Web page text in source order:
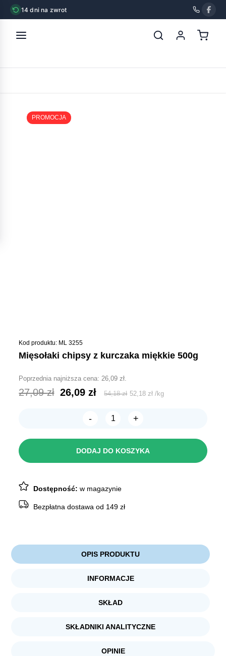
14 dni na zwrot
POWRÓT
PROMOCJA
Kod produktu: ML 3255
mięsołaki chipsy z kurczaka miękkie 500g
Poprzednia najniższa cena:26,09zł.
27,09zł Pierwotna
wynosiła:
27,09 zł.
26,09złAktualna
wynosi:
26,09 zł.
54,18zł 52,18zł /kg
-
ilość
Kurczaka
+
DODAJ DO KOSZYKA
Dostępność:w magazynie
Bezpłatna dostawa od 149 zł
OPIS PRODUKTU
INFORMACJE
SKŁAD
SKŁADNIKI ANALITYCZNE
OPINIE